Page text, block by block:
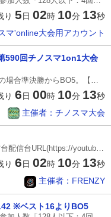
り 5日 02時 10分 12秒
マ'online大会用アカウント
590回チノスマ1on1大会
※未承認でも参加可能。※参加者64名以下の場合準決勝からBO5。【大会ルール】・1回戦〜準決勝は2本先取、決勝は3本先取。※参加者64名以下の場合準決勝からBO5。・使用ファイターは自由。・3ストック7分。タイムアップの場合は残ストックが多い方の勝ち、同じ場合は蓄積%が少ない方の勝ち。全て同じ、別の理由でサドンデスの場合、そのままサドンデスで勝敗を決める。・優勝者はエキシビションマッチを出来たらお願いします。・偽名での参加はお控え下さい。【ステージ選択ルール】・全てアイテム、ギミック無し。※下記拒否ステージルールの流れ[スターター] 終点化(戦場,ワイリー基地,始まりの塔)・小戦場・戦場・ポケモンスタジアム2・ホロウバスティオン[カウンター] 村と街・すま村「ホロウバスティオン」は購入していなくても参加できるが、選択は不可。①1戦目拒否するスターターステージ1つを相手に伝える。※拒否ステージが被ってもOK。※申告がない場合は拒否無しとみなします。(スマメイトコメント欄の表示で、対戦相手主催のみを選択)②2戦目以降※試合終了後、原則60秒以内に次の試合をスタート。[勝者側](1)スタータ
り 6日 00時 10分 12秒
主催者：チノスマ大会
FRENZYスマブラSPオンライン大会🔵配信台配信台URL(https://youtube.com/@eveerevival?si=GWVS3_hz22Gzzga0)配信台フレコ(8398-5853-1397)🔵ゲームルール〈配信台〉※全試合3本先取各回戦1試合ずつ準決勝2試合決勝戦〈乱闘ルール〉・ストック制(3ストック)・制限時間(7分)・チャージ切り札(なし)・アイテムスピリッツ(なし)・ポーズ機能(なし)※Miiファイターを使用する際は事前に技の申告をお願いします〈くわしいルール〉・ステージギミック(なし)🔵ステージルール〈1戦目〉①両選手がスターターから2ステージずつ拒否②両選手が拒否されたステージ以外から選択〈2戦目以降〉③勝者がスターターとカウンター含む全ステージから3ステージ拒否④敗者が拒否されたステージ以外から選択〔スターターステージ〕終点(終点化)戦場(戦場化)小戦場ポケモンスタジアム2村と街ホロウバスティオン〔カウンターステージ〕カロスポケモンリーグすま村ライラットクルーズ🔵7分で試合が終わらなかった場合原則サドンデスは使用せず直前の%が低かった方が勝ち(↓サドンデ
り 6日 02時 10分 12秒
主催者：FRENZY
※ベスト16よりBO5